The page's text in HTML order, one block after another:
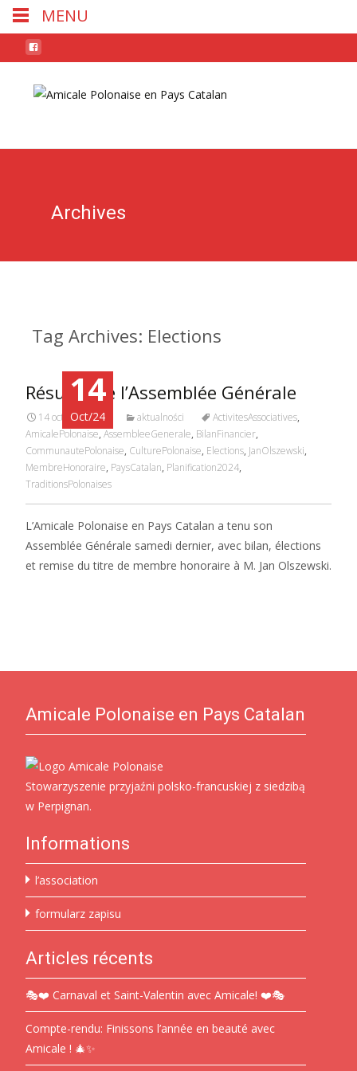
Archives
Tag Archives: Elections
14
Oct/24
Résumé de l’Assemblée Générale
14 octobre 2024 aktualności ActivitesAssociatives,
AmicalePolonaise, AssembleeGenerale, BilanFinancier,
CommunautePolonaise, CulturePolonaise, Elections, JanOlszewski,
MembreHonoraire, PaysCatalan, Planification2024,
TraditionsPolonaises
L’Amicale Polonaise en Pays Catalan a tenu son
Assemblée Générale samedi dernier, avec bilan, élections
et remise du titre de membre honoraire à M. Jan Olszewski.
Amicale Polonaise en Pays Catalan
Stowarzyszenie przyjaźni polsko-francuskiej z siedzibą
w Perpignan.
Informations
l’association
formularz zapisu
Articles récents
🎭❤️ Carnaval et Saint-Valentin avec Amicale! ❤️🎭
Compte-rendu: Finissons l’année en beauté avec
Amicale ! 🎄✨
MENU